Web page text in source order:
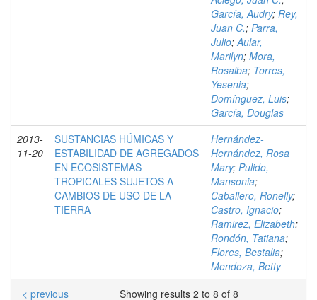
García, Audry; Rey,
Juan C.; Parra,
Julio;Aular,
Marilyn; Mora,
Rosalba; Torres,
Yesenia;
Domínguez, Luis;
García, Douglas
2013-
11-20
SUSTANCIAS HÚMICAS Y
ESTABILIDAD DE AGREGADOS
EN ECOSISTEMAS
TROPICALES SUJETOS A
CAMBIOS DE USO DE LA
TIERRA
Hernández-
Hernández, Rosa
Mary; Pulido,
Mansonia;
Caballero, Ronelly;
Castro, Ignacio;
Ramirez, Elizabeth;
Rondón, Tatiana;
Flores, Bestalia;
Mendoza, Betty
Showing results 2 to 8 of 8
< previous